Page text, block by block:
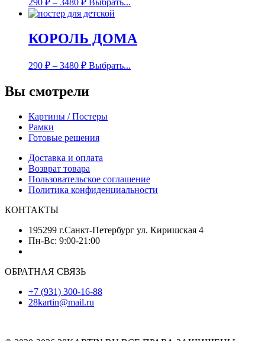
290 ₽ – 3480 ₽ Выбрать...
КОРОЛЬ ДОМА
290 ₽ – 3480 ₽ Выбрать...
Вы смотрели
Картины / Постеры
Рамки
Готовые решения
Доставка и оплата
Возврат товара
Пользовательское соглашение
Политика конфиденциальности
КОНТАКТЫ
195299 г.Санкт-Петербург ул. Киришская 4
Пн-Вс: 9:00-21:00
ОБРАТНАЯ СВЯЗЬ
+7 (931) 300-16-88
28kartin@mail.ru